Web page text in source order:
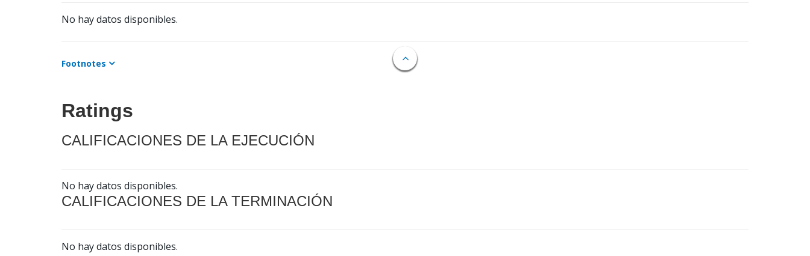
No hay datos disponibles.
Footnotes
Ratings
CALIFICACIONES DE LA EJECUCIÓN
No hay datos disponibles.
CALIFICACIONES DE LA TERMINACIÓN
No hay datos disponibles.